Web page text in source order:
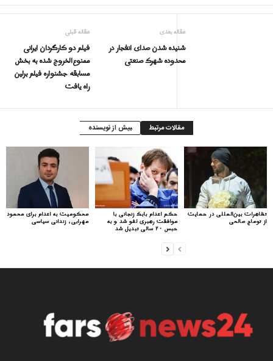
مقاله قبلی
فیلم دو کارگردان ایرانی
ممنوع‌الخروج شده به بخش
مسابقه جشنواره فیلم برلین
راه یافت
مقاله بعدی
شنیده شدن صدای انفجار در
محدوده شهرک صنعتی
مقالات مرتبط بیش از نویسنده
محکومیت به اعدام برای محمود
مهرابی، زندانی سیاسی
حکم اعدام بابک زنجانی با
موافقت رهبری لغو شد و به
حبس ۲۰ سالی تبدیل شد
تظاهرات بین‌المللی در حمایت
از توماج صالحی